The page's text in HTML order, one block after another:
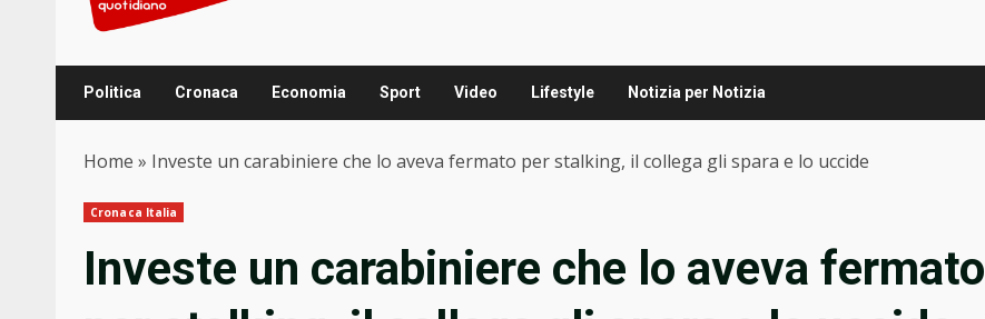
Politica Cronaca Economia Sport Video Lifestyle Notizia per Notizia
Home » Investe un carabiniere che lo aveva fermato per stalking, il collega gli spara e lo uccide
Cronaca Italia
Investe un carabiniere che lo aveva fermato